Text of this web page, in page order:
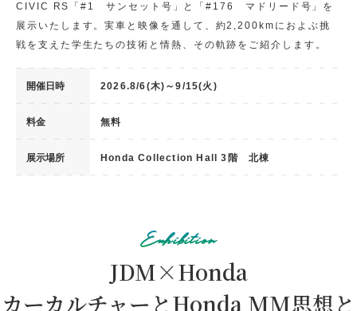
CIVIC RS「#1 サンセット号」と「#176 マドリード号」を
展示いたします。実車と映像を通して、約2,200kmにおよぶ挑
戦を支えた学生たちの技術と情熱、その軌跡をご紹介します。
開催日時 2026.8/6(木)～9/15(火)
料金 無料
展示場所 Honda Collection Hall 3階 北棟
Exhibition
JDM×Honda
カーカルチャーとHonda MM思想と